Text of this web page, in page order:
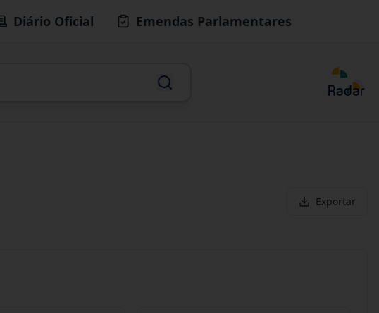
Diário Oficial Emendas Parlamentares
Exportar